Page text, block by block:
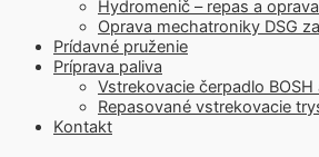
Hydromenič – repas a
Oprava mechatroniky DSG
Prídavné pruženie
Príprava paliva
Vstrekovacie čerpadlo
Repasované vstrekovacie
Kontakt